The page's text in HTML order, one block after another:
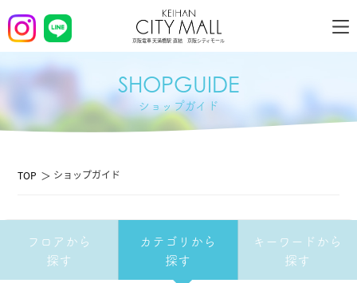
京阪電車 天満橋駅 直結 京阪シティモール
SHOPGUIDE
ショップガイド
TOP ショップガイド
フロアから
探す
カテゴリから
探す
キーワードから
探す